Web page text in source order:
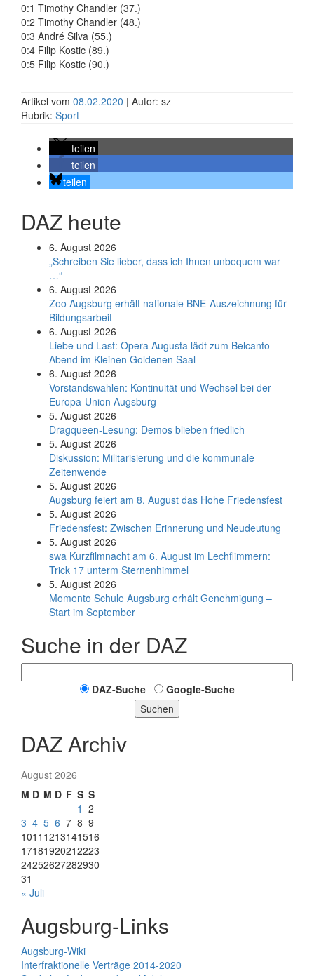
0:1 Timothy Chandler (37.)
0:2 Timothy Chandler (48.)
0:3 André Silva (55.)
0:4 Filip Kostic (89.)
0:5 Filip Kostic (90.)
Artikel vom 08.02.2020 | Autor: sz
Rubrik: Sport
teilen
teilen
teilen
DAZ heute
6. August 2026
„Schreiben Sie lieber, dass ich Ihnen unbequem war
…“
6. August 2026
Zoo Augsburg erhält nationale BNE-Auszeichnung für
Bildungsarbeit
6. August 2026
Liebe und Last: Opera Augusta lädt zum Belcanto-
Abend im Kleinen Goldenen Saal
6. August 2026
Vorstandswahlen: Kontinuität und Wechsel bei der
Europa-Union Augsburg
5. August 2026
Dragqueen-Lesung: Demos blieben friedlich
5. August 2026
Diskussion: Mi­li­ta­ri­sie­rung und die kommunale
Zeitenwende
5. August 2026
Augsburg feiert am 8. August das Hohe Friedensfest
5. August 2026
Friedensfest: Zwischen Erinnerung und Neudeutung
5. August 2026
swa Kurz­film­nacht am 6. August im Lech­flim­mern:
Trick 17 unterm Sternen­himmel
5. August 2026
Momento Schule Augsburg erhält Genehmigung –
Start im September
Suche in der DAZ
DAZ-Suche
Google-Suche
Suchen
DAZ Archiv
August 2026
M D M D F S S
1 2
3 4 5 6 7 8 9
1011 1213141516
17181920212223
24252627282930
31
« Juli
Augsburg-Links
Augsburg-Wiki
Interfraktionelle Verträge 2014-2020